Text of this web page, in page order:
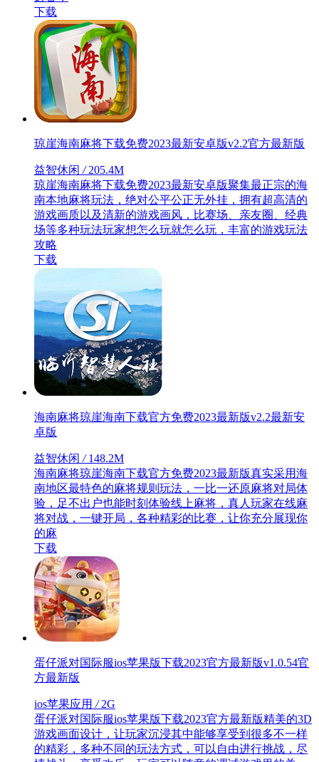
下载
琼崖海南麻将下载免费2023最新安卓版v2.2官方最新版
益智休闲 /205.4M
琼崖海南麻将下载免费2023最新安卓版聚集最正宗的海
南本地麻将玩法，绝对公平公正无外挂，拥有超高清的
游戏画质以及清新的游戏画风，比赛场、亲友圈、经典
场等多种玩法玩家想怎么玩就怎么玩，丰富的游戏玩法
攻略
下载
海南麻将琼崖海南下载官方免费2023最新版v2.2最新安
卓版
益智休闲 /148.2M
海南麻将琼崖海南下载官方免费2023最新版真实采用海
南地区最特色的麻将规则玩法，一比一还原麻将对局体
验，足不出户也能时刻体验线上麻将，真人玩家在线麻
将对战，一键开局，各种精彩的比赛，让你充分展现你
的麻
下载
蛋仔派对国际服ios苹果版下载2023官方最新版v1.0.54官
方最新版
ios苹果应用 /2G
蛋仔派对国际服ios苹果版下载2023官方最新版精美的3D
游戏画面设计，让玩家沉浸其中能够享受到很多不一样
的精彩，多种不同的玩法方式，可以自由进行挑战，尽